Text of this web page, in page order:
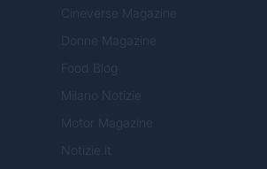
Cineverse Magazine
Donne Magazine
Food Blog
Milano Notizie
Motor Magazine
Notizie.it